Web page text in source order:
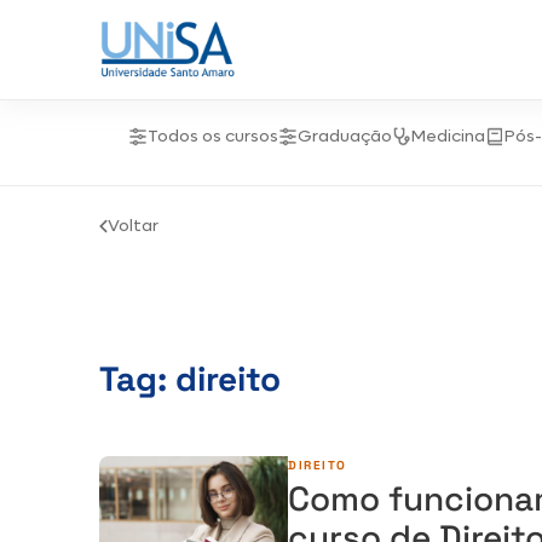
Todos os cursos Graduação Medicina
Voltar
Tag: direito
DIREITO
Como